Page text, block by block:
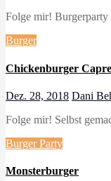
Folge mir! Burgerparty
Burger
Chickenburger
Dez. 28, 2018 Dani
Folge mir! Selbst
BurgerParty
Monsterburger